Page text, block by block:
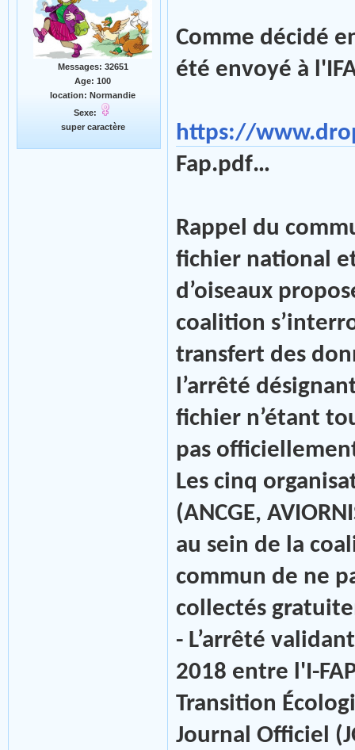
Messages: 32651
Age: 100
location: Normandie
Sexe:
super caractère
Comme décidé
été envoyé à
https://
Fap.pdf…
Rappel du
fichier national
d’oiseaux
coalition
transfert des
l’arrêté
fichier n’étant
pas
Les cinq
(ANCGE,
au sein de la
commun de ne
collectés
- L’arrêté
2018 entre l'I-
Transition
Journal Officiel